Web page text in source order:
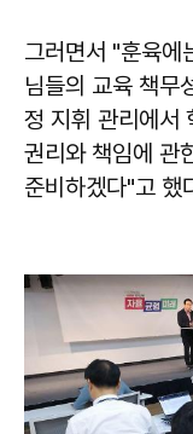
그러면서 "훈육에
님들의 교육 책무
정 지휘 관리에서
권리와 책임에 관
준비하겠다"고 했